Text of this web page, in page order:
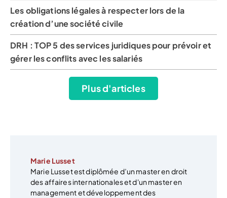
Les obligations légales à respecter lors de la
création d’une société civile
DRH : TOP 5 des services juridiques pour prévoir et
gérer les conflits avec les salariés
Plus d'articles
Marie Lusset
Marie Lusset est diplômée d’un master en droit
des affaires internationales et d'un master en
management et développement des